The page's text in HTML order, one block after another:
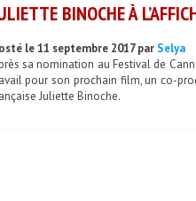
BINOCHE À
le 11 septembre 2017 par Selya
sa nomination au Festival de
pour son prochain film, un co-
Juliette Binoche.